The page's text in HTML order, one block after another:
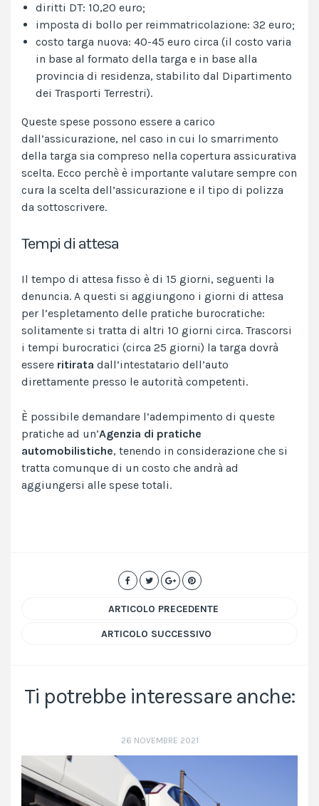
diritti DT: 10,20 euro;
imposta di bollo per reimmatricolazione: 32 euro;
costo targa nuova: 40-45 euro circa (il costo varia
in base al formato della targa e in base alla
provincia di residenza, stabilito dal Dipartimento
dei Trasporti Terrestri).
Queste spese possono essere a carico
dall’assicurazione, nel caso in cui lo smarrimento
della targa sia compreso nella copertura assicurativa
scelta. Ecco perchè è importante valutare sempre con
cura la scelta dell’assicurazione e il tipo di polizza
da sottoscrivere.
Tempi di attesa
Il tempo di attesa fisso è di 15 giorni, seguenti la
denuncia. A questi si aggiungono i giorni di attesa
per l’espletamento delle pratiche burocratiche:
solitamente si tratta di altri 10 giorni circa. Trascorsi
i tempi burocratici (circa 25 giorni) la targa dovrà
essere ritirata dall’intestatario dell’auto
direttamente presso le autorità competenti.
È possibile demandare l’adempimento di queste
pratiche ad un’Agenzia di pratiche
automobilistiche, tenendo in considerazione che si
tratta comunque di un costo che andrà ad
aggiungersi alle spese totali.
ARTICOLO PRECEDENTE
ARTICOLO SUCCESSIVO
Ti potrebbe interessare anche:
26 NOVEMBRE 2021